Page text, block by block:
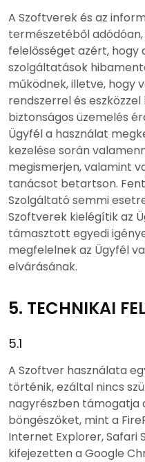
A Szoftverek és az
természetéből
felelősséget azért, hogy
szolgáltatások
működnek, illetve, hogy
rendszerrel és
biztonságos üzemelés
Ügyfél a használat
kezelése során
megismerjen, valamint
tanácsot betartson.
Szolgáltató semmi
Szoftverek kielégítik az
támasztott egyedi
megfelelnek az Ügyfél
elvárásának.
5. TECHNIKAI
5.1
A Szoftver használata
történik, ezáltal nincs
nagyrészben támogatja
böngészőket, mint a
Internet Explorer, Safari
kifejezetten a Google